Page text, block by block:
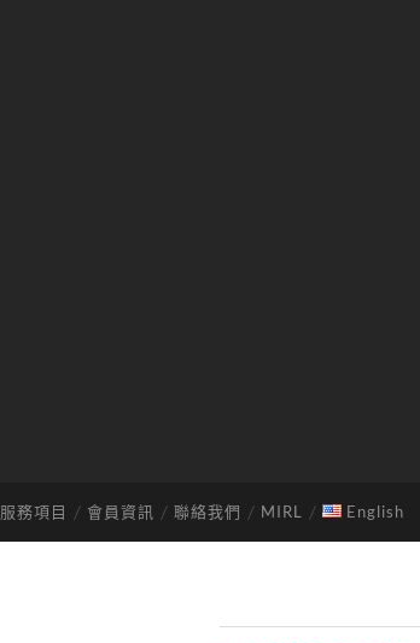
服務項目 會員資訊 聯絡我們 MIRL English